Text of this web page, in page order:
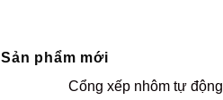
Sản phẩm mới
Cổng xếp nhôm tự động